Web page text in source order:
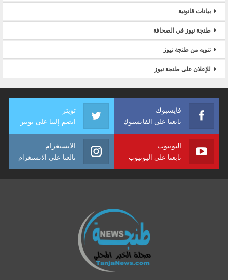
بيانات قانونية
طنجة نيوز في الصحافة
تنويه من طنجة نيوز
للإعلان على طنجة نيوز
فايسبوك
تابعنا على الفايسبوك
تويتر
انضم إلينا على تويتر
اليوتيوب
تابعنا على اليوتيوب
الانستغرام
تالعنا على الانستغرام